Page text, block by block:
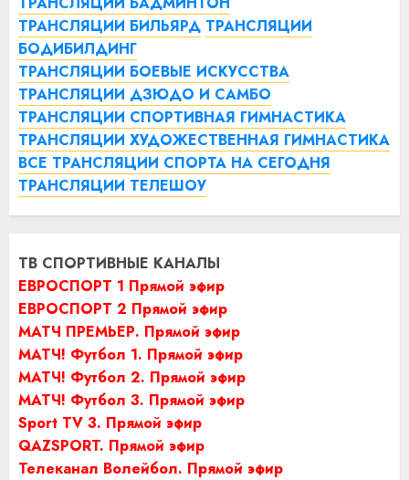
ТРАНСЛЯЦИИ БИЛЬЯРД ТРАНСЛЯЦИИ
БОДИБИЛДИНГ
ТРАНСЛЯЦИИ БОЕВЫЕ ИСКУССТВА
ТРАНСЛЯЦИИ ДЗЮДО И САМБО
ТРАНСЛЯЦИИ СПОРТИВНАЯ ГИМНАСТИКА
ТРАНСЛЯЦИИ ХУДОЖЕСТВЕННАЯ ГИМНАСТИКА
ВСЕ ТРАНСЛЯЦИИ СПОРТА НА СЕГОДНЯ
ТРАНСЛЯЦИИ ТЕЛЕШОУ
ТВ СПОРТИВНЫЕ КАНАЛЫ
ЕВРОСПОРТ 1 Прямой эфир
ЕВРОСПОРТ 2 Прямой эфир
МАТЧ ПРЕМЬЕР. Прямой эфир
МАТЧ! Футбол 1. Прямой эфир
МАТЧ! Футбол 2. Прямой эфир
МАТЧ! Футбол 3. Прямой эфир
Sport TV 3. Прямой эфир
QAZSPORT. Прямой эфир
Телеканал Волейбол. Прямой эфир